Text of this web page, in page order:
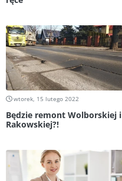
wtorek, 15 lutego 2022
Będzie remont Wolborskiej i
Rakowskiej?!